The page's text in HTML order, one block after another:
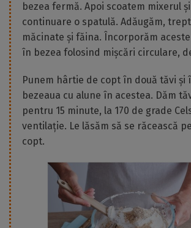
bezea fermă. Apoi scoatem mixerul
continuare o spatulă. Adăugăm,
măcinate și făina. Încorporăm
în bezea folosind mișcări circulare,
Punem hârtie de copt în două tăvi și
bezeaua cu alune în acestea. Dăm
pentru 15 minute, la 170 de grade
ventilație. Le lăsăm să se răcească
copt.